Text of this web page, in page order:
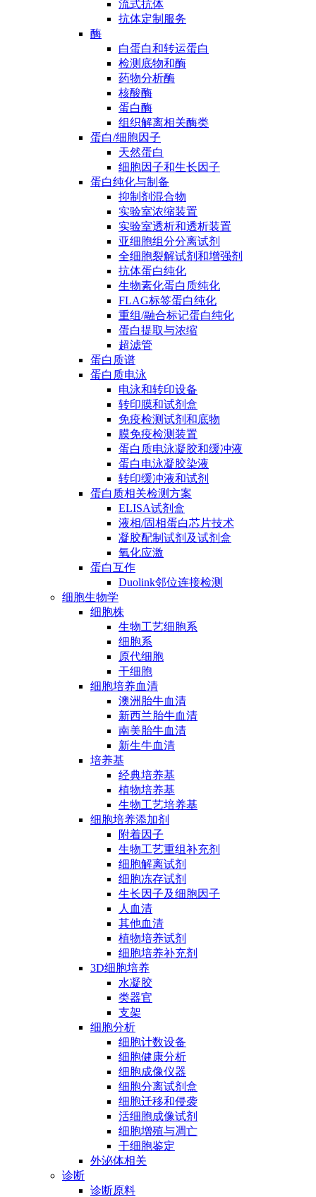
流式抗体
抗体定制服务
酶
白蛋白和转运蛋白
检测底物和酶
药物分析酶
核酸酶
蛋白酶
组织解离相关酶类
蛋白/细胞因子
天然蛋白
细胞因子和生长因子
蛋白纯化与制备
抑制剂混合物
实验室浓缩装置
实验室透析和透析装置
亚细胞组分分离试剂
全细胞裂解试剂和增强剂
抗体蛋白纯化
生物素化蛋白质纯化
FLAG标签蛋白纯化
重组/融合标记蛋白纯化
蛋白提取与浓缩
超滤管
蛋白质谱
蛋白质电泳
电泳和转印设备
转印膜和试剂盒
免疫检测试剂和底物
膜免疫检测装置
蛋白质电泳凝胶和缓冲液
蛋白电泳凝胶染液
转印缓冲液和试剂
蛋白质相关检测方案
ELISA试剂盒
液相/固相蛋白芯片技术
凝胶配制试剂及试剂盒
氧化应激
蛋白互作
Duolink邻位连接检测
细胞生物学
细胞株
生物工艺细胞系
细胞系
原代细胞
干细胞
细胞培养血清
澳洲胎牛血清
新西兰胎牛血清
南美胎牛血清
新生牛血清
培养基
经典培养基
植物培养基
生物工艺培养基
细胞培养添加剂
附着因子
生物工艺重组补充剂
细胞解离试剂
细胞冻存试剂
生长因子及细胞因子
人血清
其他血清
植物培养试剂
细胞培养补充剂
3D细胞培养
水凝胶
类器官
支架
细胞分析
细胞计数设备
细胞健康分析
细胞成像仪器
细胞分离试剂盒
细胞迁移和侵袭
活细胞成像试剂
细胞增殖与凋亡
干细胞鉴定
外泌体相关
诊断
诊断原料